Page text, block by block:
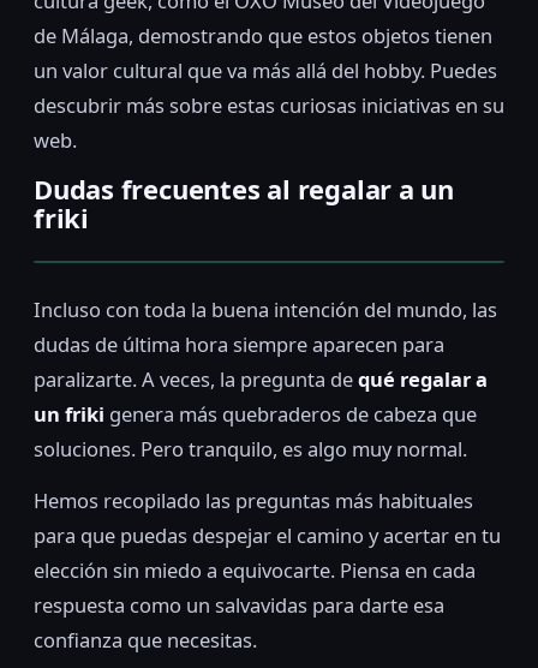
de Málaga, demostrando que estos objetos tienen
un valor cultural que va más allá del hobby. Puedes
descubrir más sobre estas curiosas iniciativas en su
web.
Dudas frecuentes al regalar a un
friki
Incluso con toda la buena intención del mundo, las
dudas de última hora siempre aparecen para
paralizarte. A veces, la pregunta dequé regalar a
un friki genera más quebraderos de cabeza que
soluciones. Pero tranquilo, es algo muy normal.
Hemos recopilado las preguntas más habituales
para que puedas despejar el camino y acertar en tu
elección sin miedo a equivocarte. Piensa en cada
respuesta como un salvavidas para darte esa
confianza que necesitas.